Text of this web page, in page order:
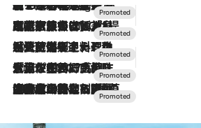
10 Hours Ago
【トンボの足水浴】ヒノキの香りに包まれて涼感マックス！約13℃の湧水かけ流しを避暑地「星野温泉 トンボの湯」で体験
2026.7.31
【ホテル帰省】という選択肢をOMOが提案。家族とほどよい距離を保つには「昼は実家、夜は気兼ねなくホテルで！」
2026.7.24
【夏限定ディナーコース】旬を迎える稚鮎や花ズッキーニなどをイタリア・トスカーナの郷土料理の手法で満喫！
2026.7.17
「土佐和ハーブかき氷」がOMO7高知に登場！生姜、山椒、大葉など目にも舌にも涼を呼ぶ郷土の味
2026.7.10
NEW OPEN！【界 草津】名湯の地に誕生。趣の異なる2種の温泉と上州ならではの会席・蕎麦割烹など美食を味わう究極の癒やし旅